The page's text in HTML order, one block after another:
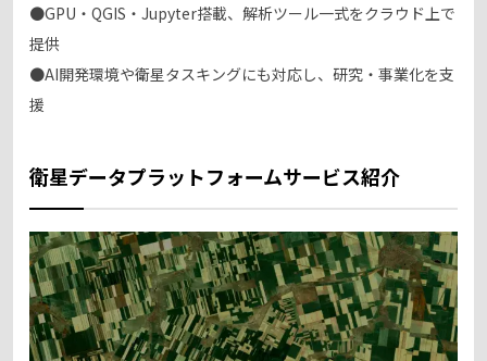
●GPU・QGIS・Jupyter搭載、解析ツール一式をクラウド上で
提供
●AI開発環境や衛星タスキングにも対応し、研究・事業化を支
援
衛星データプラットフォームサービス紹介